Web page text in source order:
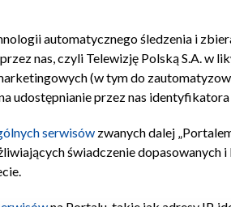
Moje zgody Pomoc Biuro
automatycznego śledzenia i
nas, czyli Telewizję Polską S.A. w
(w tym do
udostępnianie przez nas
serwisów zwanych dalej
świadczenie dopasowanych i